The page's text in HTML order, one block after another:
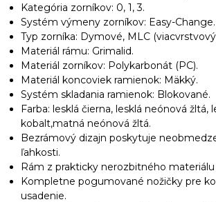
Kategória zorníkov: 0, 1, 3.
Systém výmeny zorníkov: Easy-Change.
Typ zorníka: Dymové, MLC
Materiál rámu: Grimalid.
Materiál zorníkov: Polykarbonát (PC).
Materiál koncoviek ramienok: Mäkký.
Systém skladania ramienok: Blokované.
Farba: lesklá čierna, lesklá neónová žltá,
kobalt,matná neónová žltá.
Bezrámový dizajn poskytuje
ľahkosti.
Rám z prakticky nerozbitného materiálu
Kompletne pogumované nožičky pre
usadenie.